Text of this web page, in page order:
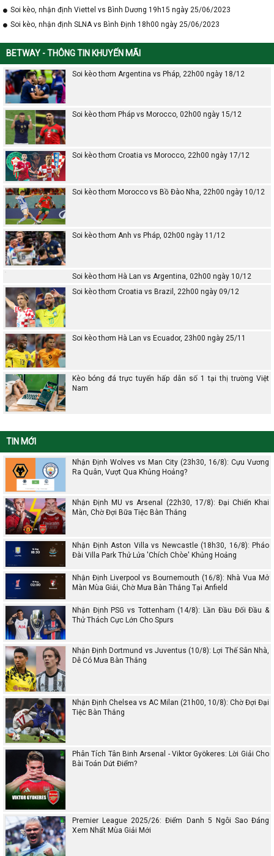
Soi kèo, nhận định Viettel vs Bình Dương 19h15 ngày 25/06/2023
Soi kèo, nhận định SLNA vs Bình Định 18h00 ngày 25/06/2023
BETWAY - THÔNG TIN KHUYẾN MÃI
Soi kèo thơm Argentina vs Pháp, 22h00 ngày 18/12
Soi kèo thơm Pháp vs Morocco, 02h00 ngày 15/12
Soi kèo thơm Croatia vs Morocco, 22h00 ngày 17/12
Soi kèo thơm Morocco vs Bồ Đào Nha, 22h00 ngày 10/12
Soi kèo thơm Anh vs Pháp, 02h00 ngày 11/12
Soi kèo thơm Hà Lan vs Argentina, 02h00 ngày 10/12
Soi kèo thơm Croatia vs Brazil, 22h00 ngày 09/12
Soi kèo thơm Hà Lan vs Ecuador, 23h00 ngày 25/11
Kèo bóng đá trực tuyến hấp dẫn số 1 tại thị trường Việt
Nam
TIN MỚI
Nhận Định Wolves vs Man City (23h30, 16/8): Cựu Vương
Ra Quân, Vượt Qua Khủng Hoảng?
Nhận Định MU vs Arsenal (22h30, 17/8): Đại Chiến Khai
Màn, Chờ Đợi Bữa Tiệc Bàn Thắng
Nhận Định Aston Villa vs Newcastle (18h30, 16/8): Pháo
Đài Villa Park Thử Lửa 'Chích Chòe' Khủng Hoảng
Nhận Định Liverpool vs Bournemouth (16/8): Nhà Vua Mở
Màn Mùa Giải, Chờ Mưa Bàn Thắng Tại Anfield
Nhận Định PSG vs Tottenham (14/8): Lần Đầu Đối Đầu &
Thử Thách Cực Lớn Cho Spurs
Nhận Định Dortmund vs Juventus (10/8): Lợi Thế Sân Nhà,
Dễ Có Mưa Bàn Thắng
Nhận Định Chelsea vs AC Milan (21h00, 10/8): Chờ Đợi Đại
Tiệc Bàn Thắng
Phân Tích Tân Binh Arsenal - Viktor Gyökeres: Lời Giải Cho
Bài Toán Dứt Điểm?
Premier League 2025/26: Điểm Danh 5 Ngôi Sao Đáng
Xem Nhất Mùa Giải Mới